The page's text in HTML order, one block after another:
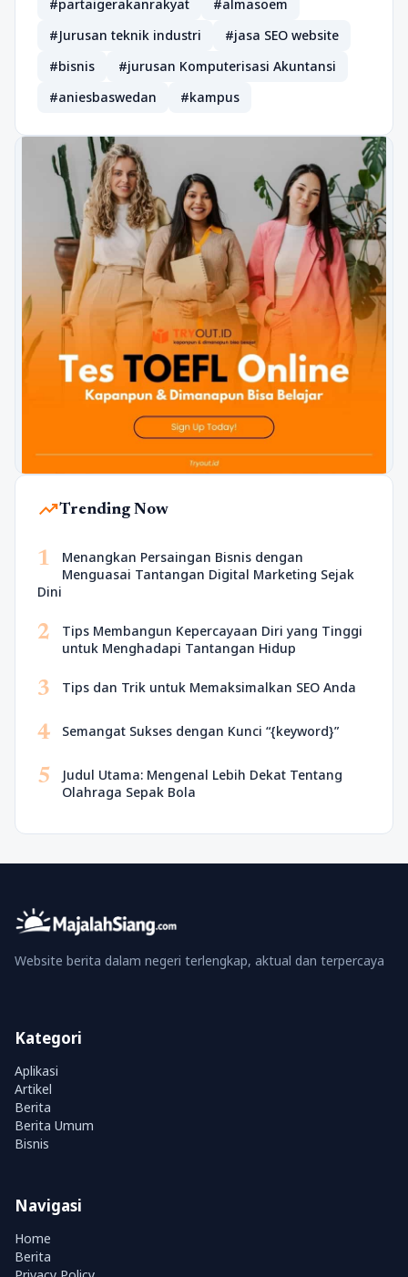
#partaigerakanrakyat
#almasoem
#Jurusan teknik industri
#jasa SEO website
#bisnis
#jurusan Komputerisasi Akuntansi
#aniesbaswedan
#kampus
trending_upTrending Now
1
Menangkan Persaingan Bisnis dengan
Menguasai Tantangan Digital Marketing Sejak
Dini
2
Tips Membangun Kepercayaan Diri yang Tinggi
untuk Menghadapi Tantangan Hidup
3 Tips dan Trik untuk Memaksimalkan SEO Anda
4 Semangat Sukses dengan Kunci “{keyword}”
5
Judul Utama: Mengenal Lebih Dekat Tentang
Olahraga Sepak Bola
Website berita dalam negeri terlengkap, aktual dan terpercaya
Kategori
Aplikasi
Artikel
Berita
Berita Umum
Bisnis
Navigasi
Home
Berita